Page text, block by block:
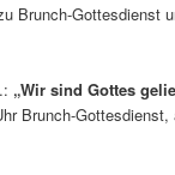
Brunch-Gottesdienst
„Wir sind Gottes
Brunch-